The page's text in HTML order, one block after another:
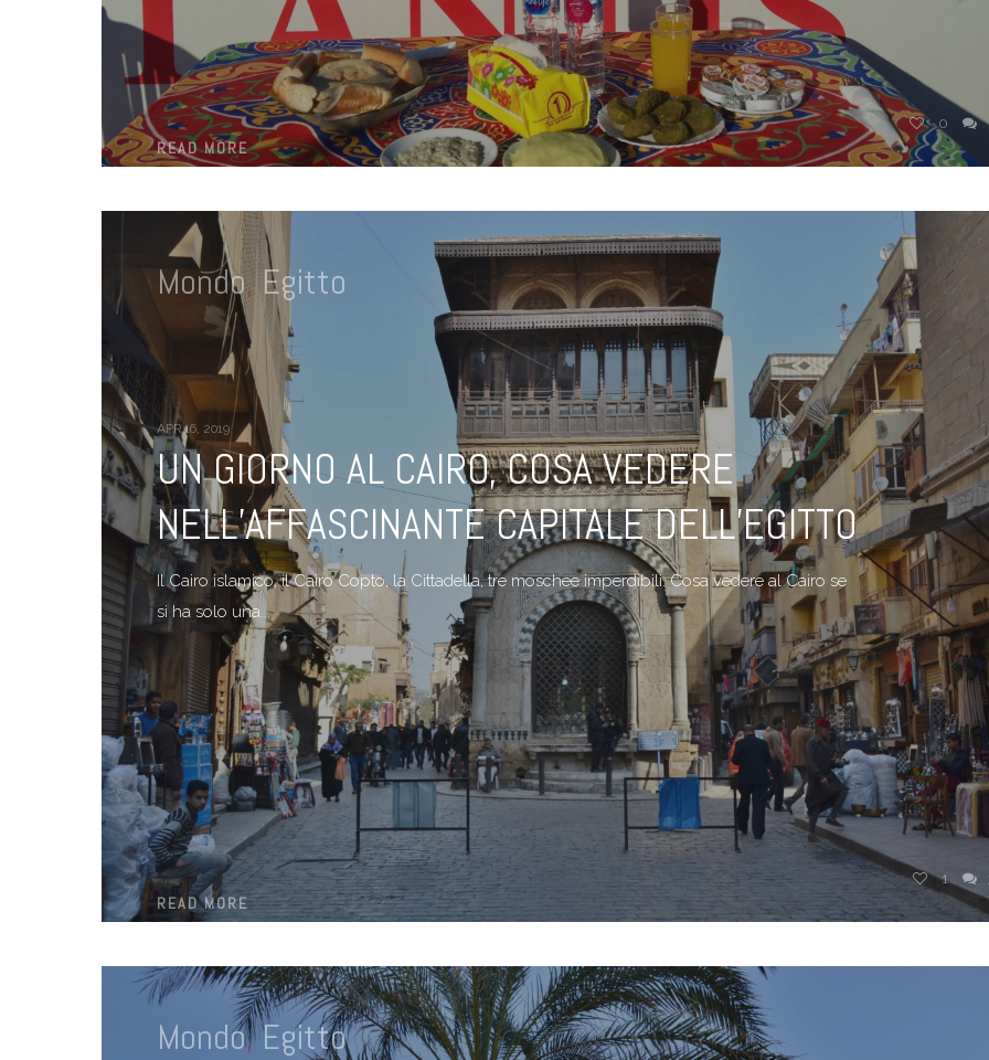
READ MORE
0
Mondo,Egitto
APR 16, 2019
UN GIORNO AL CAIRO, COSA VEDERE
NELL’AFFASCINANTE CAPITALE DELL’EGITTO
Il Cairo islamico, il Cairo Copto, la Cittadella, tre moschee imperdibili. Cosa vedere al Cairo se
si ha solo una...
READ MORE
1
Mondo,Egitto